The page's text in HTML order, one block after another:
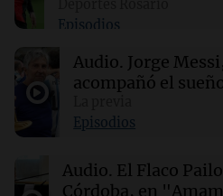
¿Por qué los
a tamaños diminutos si
gigantescas
Químicos rompen
químicas al liberar
Episodios
Audio. Jorge
acompañó el
Episodios
Audio. El Flaco
Córdoba, en